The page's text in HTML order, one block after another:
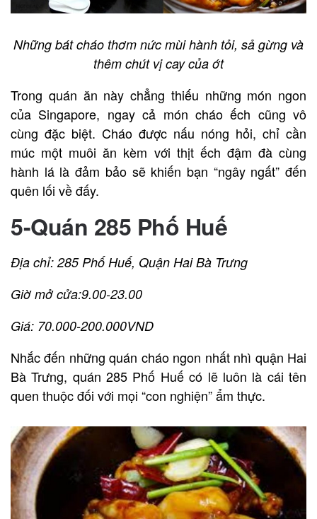
Những bát cháo thơm nức mùi hành tỏi, sả gừng và
thêm chút vị cay của ớt
Trong quán ăn này chẳng thiếu những món ngon
của Singapore, ngay cả món cháo ếch cũng vô
cùng đặc biệt. Cháo được nấu nóng hỏi, chỉ cần
múc một muôi ăn kèm với thịt ếch đậm đà cùng
hành lá là đảm bảo sẽ khiến bạn “ngây ngất” đến
quên lối về đấy.
5-Quán 285 Phố Huế
Địa chỉ: 285 Phố Huế, Quận Hai Bà Trưng
Giờ mở cửa:9.00-23.00
Giá: 70.000-200.000VND
Nhắc đến những quán cháo ngon nhất nhì quận Hai
Bà Trưng, quán 285 Phố Huế có lẽ luôn là cái tên
quen thuộc đối với mọi “con nghiện” ẩm thực.